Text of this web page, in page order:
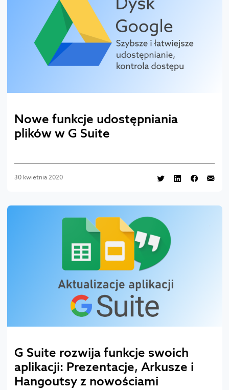
Nowe funkcje udostępniania
plików w G Suite
30 kwietnia 2020
G Suite rozwija funkcje swoich
aplikacji: Prezentacje, Arkusze i
Hangoutsy z nowościami